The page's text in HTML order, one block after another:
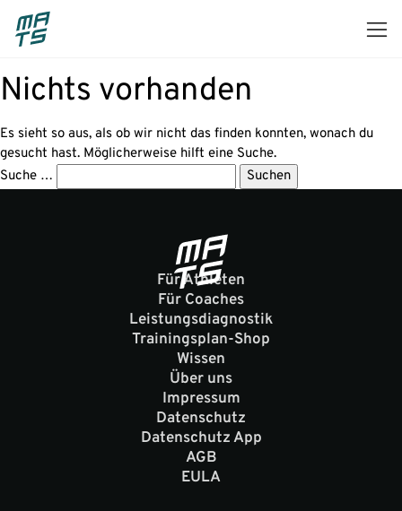
content
Nichts vorhanden
Es sieht so aus, als ob wir nicht das finden konnten, wonach du
gesucht hast. Möglicherweise hilft eine Suche.
Suche …
Für Athleten
Für Coaches
Leistungsdiagnostik
Trainingsplan-Shop
Wissen
Über uns
Impressum
Datenschutz
Datenschutz App
AGB
EULA